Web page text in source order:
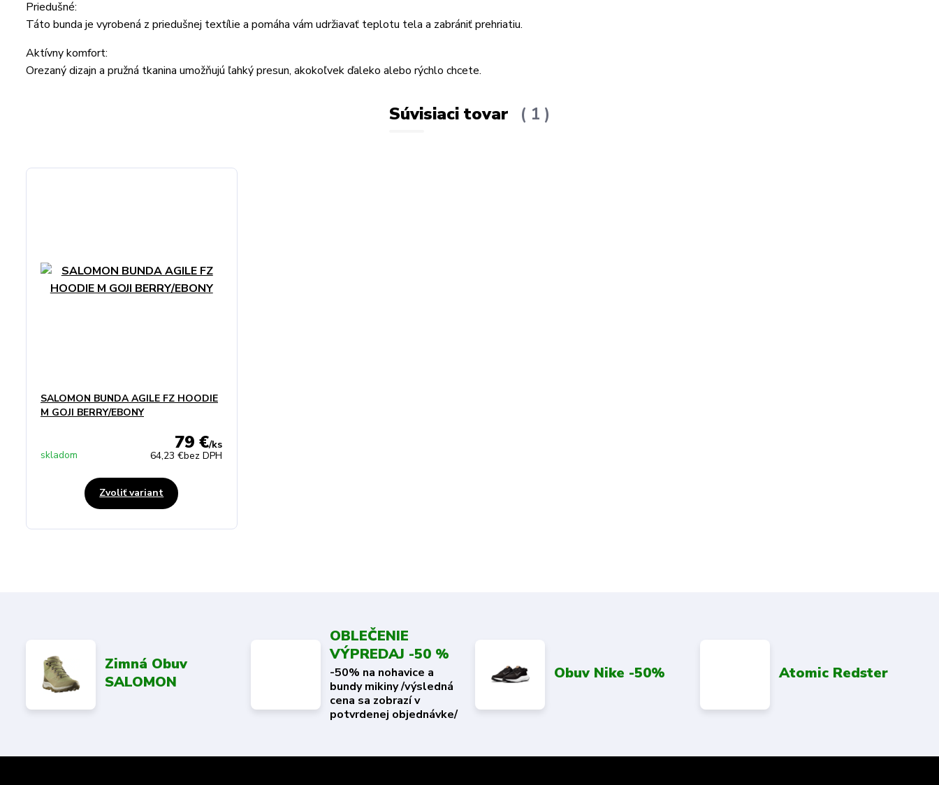
Priedušné:
Táto bunda je vyrobená z priedušnej textílie a pomáha vám udržiavať teplotu tela a zabrániť prehriatiu.
Aktívny komfort:
Orezaný dizajn a pružná tkanina umožňujú ľahký presun, akokoľvek ďaleko alebo rýchlo chcete.
Súvisiaci tovar 1
SALOMON BUNDA AGILE FZ HOODIE
M GOJI BERRY/EBONY
79 €/ks
64,23 €bez DPH
skladom
Zvoliť variant
Zimná Obuv
SALOMON
OBLEČENIE
VÝPREDAJ -50 %
-50% na nohavice a
bundy mikiny /výsledná
cena sa zobrazí v
potvrdenej objednávke/
Obuv Nike -50% Atomic Redster